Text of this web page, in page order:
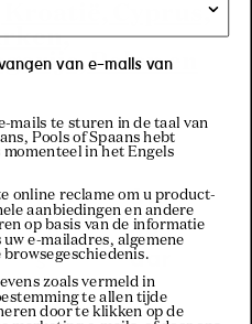
Kroatië, Cyprus,
Polen en
Exp
res
s
Sta
nd
aar
d
van e-mails van
mails te sturen in de taal van
Pools of Spaans hebt
in het Engels
online reclame om u product-
aanbiedingen en andere
op basis van de informatie
e-mailadres, algemene
zoals vermeld in
te allen tijde
door te klikken op de